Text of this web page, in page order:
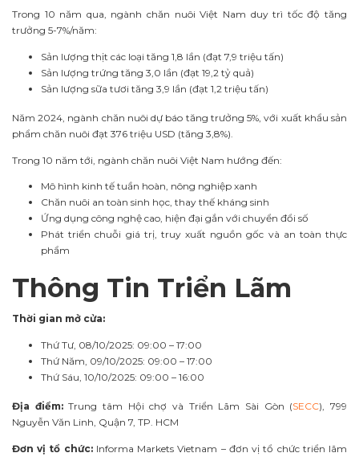
Trong 10 năm qua, ngành chăn nuôi Việt Nam duy trì tốc độ tăng
trưởng 5-7%/năm:
Sản lượng thịt các loại tăng 1,8 lần (đạt 7,9 triệu tấn)
Sản lượng trứng tăng 3,0 lần (đạt 19,2 tỷ quả)
Sản lượng sữa tươi tăng 3,9 lần (đạt 1,2 triệu tấn)
Năm 2024, ngành chăn nuôi dự báo tăng trưởng 5%, với xuất khẩu sản
phẩm chăn nuôi đạt 376 triệu USD (tăng 3,8%).
Trong 10 năm tới, ngành chăn nuôi Việt Nam hướng đến:
Mô hình kinh tế tuần hoàn, nông nghiệp xanh
Chăn nuôi an toàn sinh học, thay thế kháng sinh
Ứng dụng công nghệ cao, hiện đại gắn với chuyển đổi số
Phát triển chuỗi giá trị, truy xuất nguồn gốc và an toàn thực
phẩm
Thông Tin Triển Lãm
Thời gian mở cửa:
Thứ Tư, 08/10/2025: 09:00 – 17:00
Thứ Năm, 09/10/2025: 09:00 – 17:00
Thứ Sáu, 10/10/2025: 09:00 – 16:00
Địa điểm:Trung tâm Hội chợ và Triển Lãm Sài Gòn (SECC), 799
Nguyễn Văn Linh, Quận 7, TP. HCM
Đơn vị tổ chức:Informa Markets Vietnam – đơn vị tổ chức triển lãm